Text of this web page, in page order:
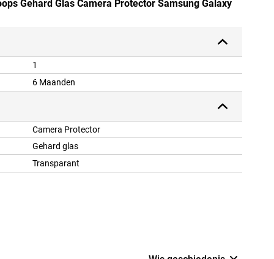
Gehard Glas Camera Protector Samsung Galaxy
1
6 Maanden
Camera Protector
Gehard glas
Transparant